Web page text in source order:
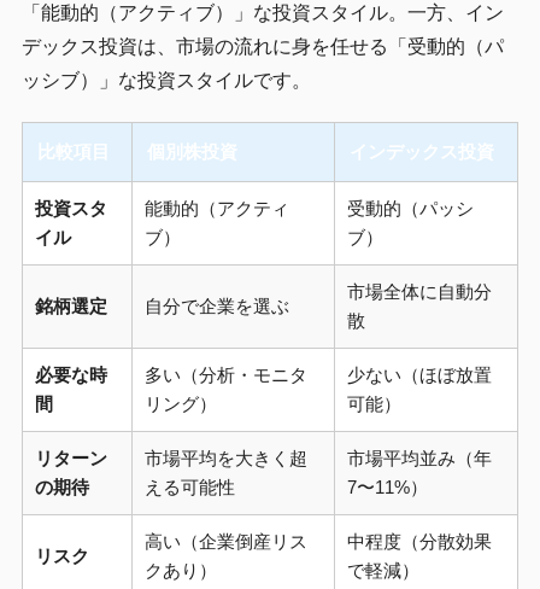
「能動的（アクティブ）」な投資スタイル。一方、イン
デックス投資は、市場の流れに身を任せる「受動的（パ
ッシブ）」な投資スタイルです。
比較項目 個別株投資 インデックス投資
投資スタ
イル
能動的（アクティ
ブ）
受動的（パッシ
ブ）
銘柄選定 自分で企業を選ぶ
市場全体に自動分
散
必要な時
間
多い（分析・モニタ
リング）
少ない（ほぼ放置
可能）
リターン
の期待
市場平均を大きく超
える可能性
市場平均並み（年
7〜11%）
リスク
高い（企業倒産リス
クあり）
中程度（分散効果
で軽減）